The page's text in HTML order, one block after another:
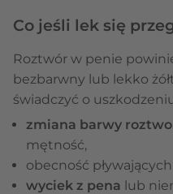
Co jeśli lek się
Roztwór w penie
bezbarwny lub lekko
świadczyć o
zmiana barwy
mętność,
obecność
wyciek z pena lub